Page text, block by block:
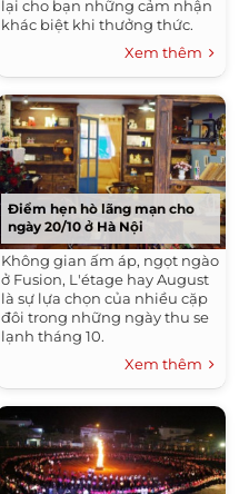
lại cho bạn những cảm nhận
khác biệt khi thưởng thức.
Xem thêm
Điểm hẹn hò lãng mạn cho
ngày 20/10 ở Hà Nội
Không gian ấm áp, ngọt ngào
ở Fusion, L'étage hay August
là sự lựa chọn của nhiều cặp
đôi trong những ngày thu se
lạnh tháng 10.
Xem thêm